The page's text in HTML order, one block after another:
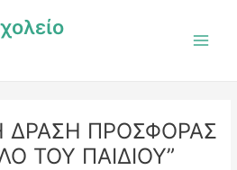
ΔΡΑΣΗ ΠΡΟΣΦΟΡΑΣ
ΤΟΥ ΠΑΙΔΙΟΥ”